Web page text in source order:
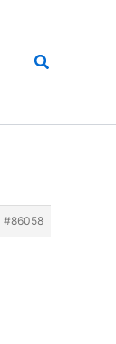
Buscar
#86058